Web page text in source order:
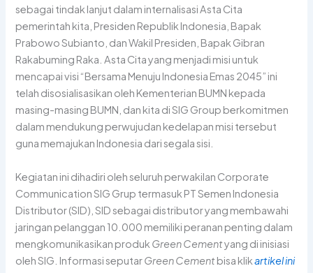
sebagai tindak lanjut dalam internalisasi Asta Cita
pemerintah kita, Presiden Republik Indonesia, Bapak
Prabowo Subianto, dan Wakil Presiden, Bapak Gibran
Rakabuming Raka. Asta Cita yang menjadi misi untuk
mencapai visi “Bersama Menuju Indonesia Emas 2045” ini
telah disosialisasikan oleh Kementerian BUMN kepada
masing-masing BUMN, dan kita di SIG Group berkomitmen
dalam mendukung perwujudan kedelapan misi tersebut
guna memajukan Indonesia dari segala sisi.
Kegiatan ini dihadiri oleh seluruh perwakilan Corporate
Communication SIG Grup termasuk PT Semen Indonesia
Distributor (SID), SID sebagai distributor yang membawahi
jaringan pelanggan 10.000 memiliki peranan penting dalam
mengkomunikasikan produk Green Cementyang di inisiasi
oleh SIG. Informasi seputarGreen Cementbisa klikartikel ini